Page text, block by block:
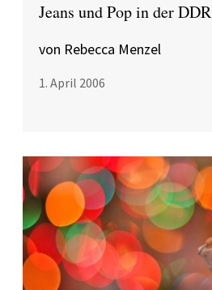
Jeans und Pop in der DDR
von Rebecca Menzel
1. April 2006